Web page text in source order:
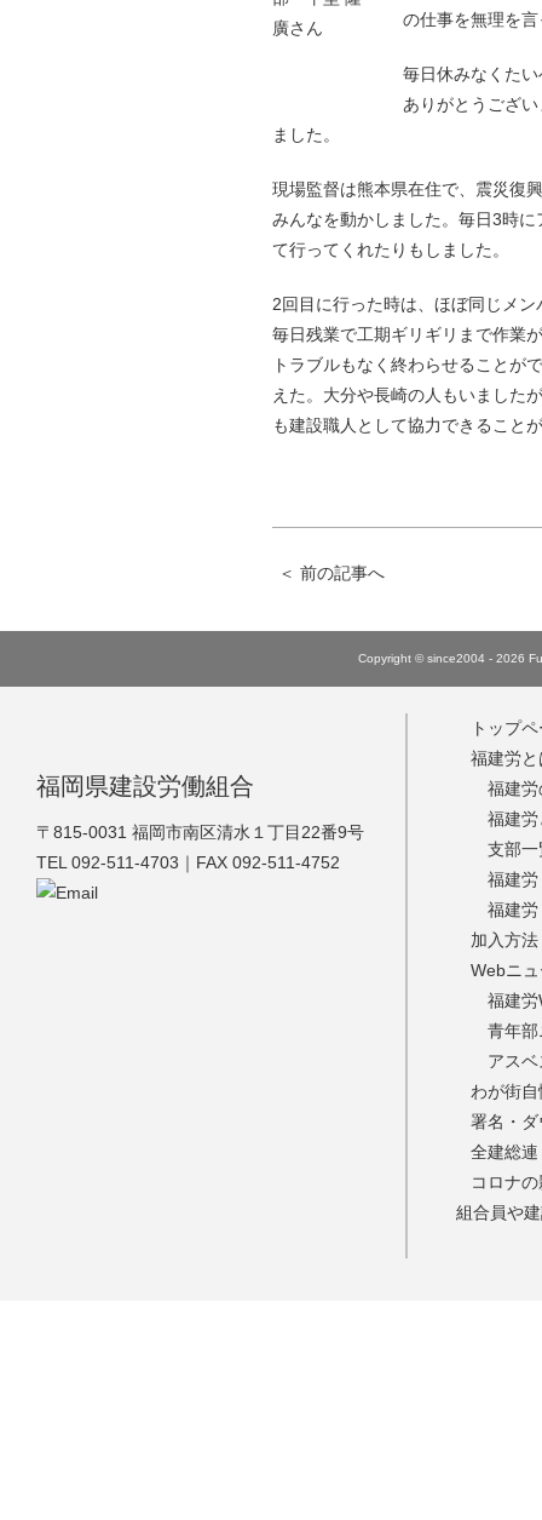
の仕事を無理を
毎日休みなくた
ありがとうござ
ました。
現場監督は熊本県在住で、震災復
みんなを動かしました。毎日3時
て行ってくれたりもしました。
2回目に行った時は、ほぼ同じメ
毎日残業で工期ギリギリまで作業
トラブルもなく終わらせることが
えた。大分や長崎の人もいました
も建設職人として協力できること
＜ 前の記事へ
Copyright © since2004 - 2026
福建労
福岡県建設労働組合
〒815-0031 福岡市南区清水１丁目22番9号
TEL 092-511-4703｜FAX 092-511-4752
トップ
福建労と
福建
福建労
支部一
福建
福建
加入方法
Webニ
福建
青年
アス
わが街自
署名・
全建総
コロナ
組合員や